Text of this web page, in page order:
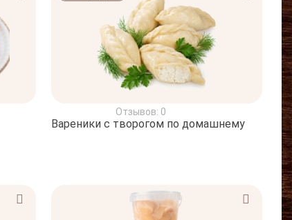
Отзывов: 0
Вареники с творогом по домашнему